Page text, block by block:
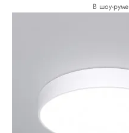
В шоу-руме